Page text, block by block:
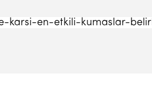
en-etkili-kumaslar-